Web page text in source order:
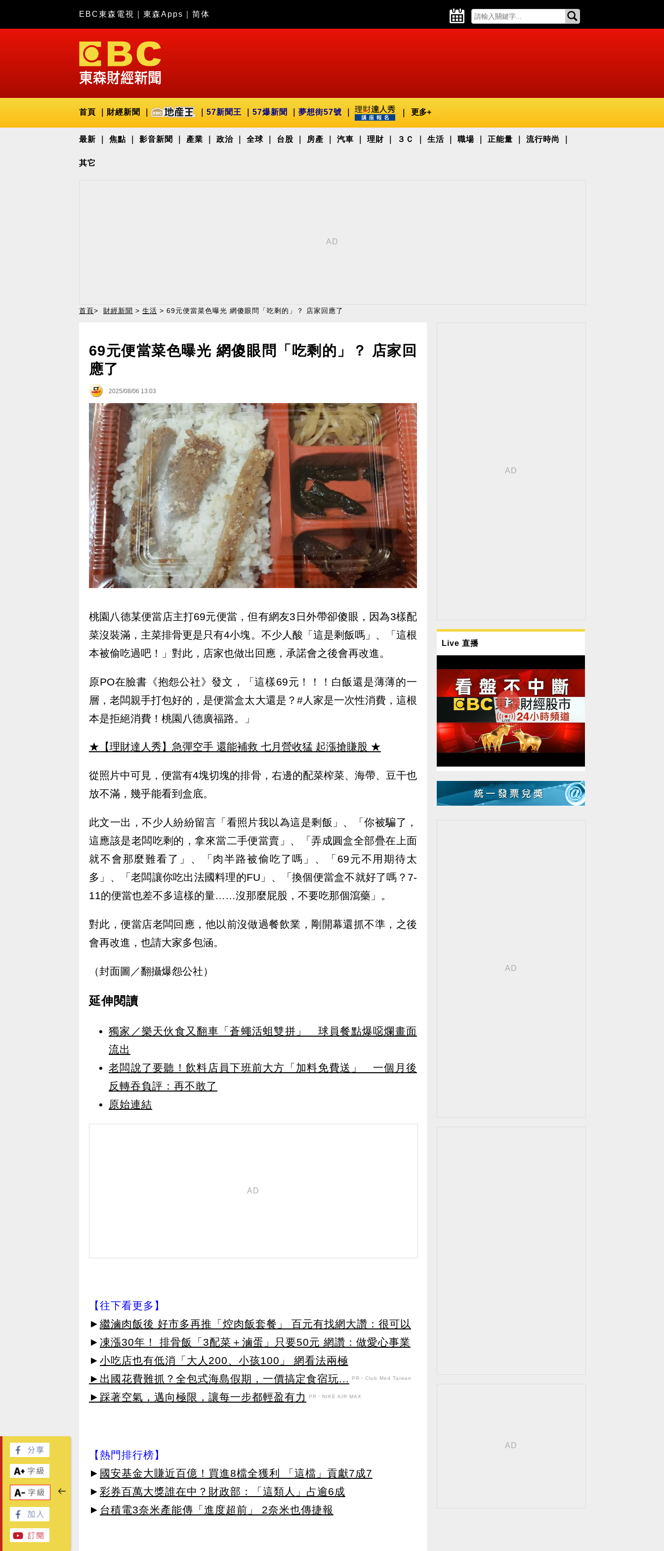
EBC東森電視 東森Apps 简体
首頁 財經新聞 57新聞王 57爆新聞 夢想街57號 更多+
最新 焦點 影音新聞 產業 政治 全球 台股 房產 汽車 理財 ３Ｃ 生活 職場 正能量 流行時尚
其它
首頁> 財經新聞 > 生活 > 69元便當菜色曝光 網傻眼問「吃剩的」？ 店家回應了
69元便當菜色曝光 網傻眼問「吃剩的」？ 店家回
應了
2025/08/06 13:03
桃園八德某便當店主打69元便當，但有網友3日外帶卻傻眼，因為3樣配
菜沒裝滿，主菜排骨更是只有4小塊。不少人酸「這是剩飯嗎」、「這根
本被偷吃過吧！」對此，店家也做出回應，承諾會之後會再改進。
原PO在臉書《抱怨公社》發文，「這樣69元！！！白飯還是薄薄的一
層，老闆親手打包好的，是便當盒太大還是？#人家是一次性消費，這根
本是拒絕消費！桃園八德廣福路。」
★【理財達人秀】急彈空手 還能補救 七月營收猛 起漲搶賺股 ★
從照片中可見，便當有4塊切塊的排骨，右邊的配菜榨菜、海帶、豆干也
放不滿，幾乎能看到盒底。
此文一出，不少人紛紛留言「看照片我以為這是剩飯」、「你被騙了，
這應該是老闆吃剩的，拿來當二手便當賣」、「弄成圓盒全部疊在上面
就不會那麼難看了」、「肉半路被偷吃了嗎」、「69元不用期待太
多」、「老闆讓你吃出法國料理的FU」、「換個便當盒不就好了嗎？7-
11的便當也差不多這樣的量……沒那麼屁股，不要吃那個瀉藥」。
對此，便當店老闆回應，他以前沒做過餐飲業，剛開幕還抓不準，之後
會再改進，也請大家多包涵。
（封面圖／翻攝爆怨公社）
延伸閱讀
獨家／樂天伙食又翻車「蒼蠅活蛆雙拼」 球員餐點爆噁爛畫面
流出
老闆說了要聽！飲料店員下班前大方「加料免費送」 一個月後
反轉吞負評：再不敢了
原始連結
【往下看更多】
► 繼滷肉飯後 好市多再推「焢肉飯套餐」 百元有找網大讚：很可以
► 凍漲30年！ 排骨飯「3配菜＋滷蛋」只要50元 網讚：做愛心事業
► 小吃店也有低消「大人200、小孩100」 網看法兩極
►出國花費難抓？全包式海島假期，一價搞定食宿玩...
PR・Club Med Taiwan
►踩著空氣，邁向極限，讓每一步都輕盈有力 PR・NIKE AIR MAX
【熱門排行榜】
► 國安基金大賺近百億！買進8檔全獲利 「這檔」貢獻7成7
► 彩券百萬大獎誰在中？財政部：「這類人」占逾6成
► 台積電3奈米產能傳「進度超前」 2奈米也傳捷報
Live 直播